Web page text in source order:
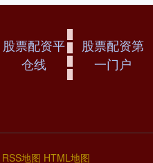
股票配资平
仓线
股票配资第
一门户
RSS地图 HTML地图